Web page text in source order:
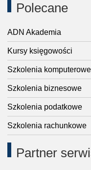
Polecane
ADN Akademia
Kursy księgowości
Szkolenia komputerowe
Szkolenia biznesowe
Szkolenia podatkowe
Szkolenia rachunkowe
Partner